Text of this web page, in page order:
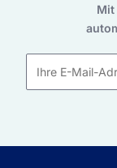
Mit